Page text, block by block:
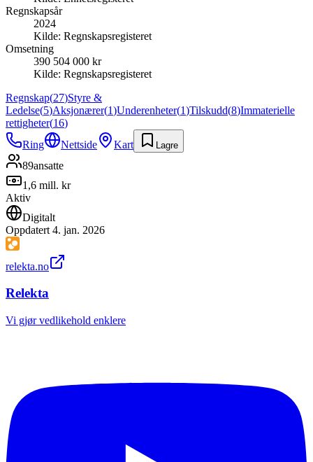
Regnskapsår
2024
Kilde: Regnskapsregisteret
Omsetning
390 504 000 kr
Kilde: Regnskapsregisteret
Regnskap(27)Styre &
Ledelse(5)Aksjonærer(1)Underenheter(1)Tilskudd(8)Immaterielle
rettigheter(16)
Ring
Nettside Kart Lagre
89ansatte
1,6 mill. kr
Aktiv
Digitalt
Oppdatert 4. jan. 2026
relekta.no
Relekta
Vi gjør vedlikehold enklere